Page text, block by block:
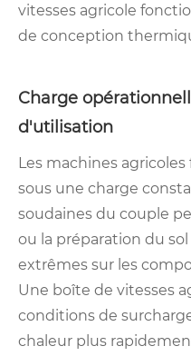
vitesses agricole
de conception
Charge
d'utilisation
Les machines
sous une charge
soudaines du couple
ou la préparation du
extrêmes sur les
Une boîte de vitesses
conditions de
chaleur plus